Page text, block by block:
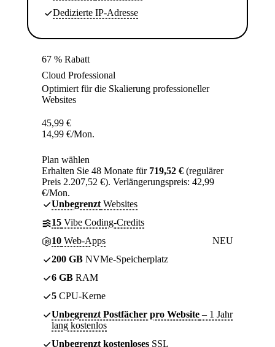
Dedizierte IP-Adresse
67 % Rabatt
Cloud Professional
Optimiert für die Skalierung professioneller
Websites
45,99 €
14,99 €/Mon.
Plan wählen
Erhalten Sie 48 Monate für 719,52 € (regulärer
Preis 2.207,52 €). Verlängerungspreis: 42,99
€/Mon.
Unbegrenzt Websites
15 Vibe Coding-Credits
10 Web-Apps
NEU
200 GB NVMe-Speicherplatz
6 GB RAM
5 CPU-Kerne
Unbegrenzt Postfächer pro Website – 1 Jahr
lang kostenlos
Unbegrenzt kostenloses SSL